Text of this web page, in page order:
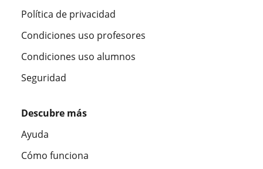
Política de privacidad
Condiciones uso profesores
Condiciones uso alumnos
Seguridad
Descubre más
Ayuda
Cómo funciona